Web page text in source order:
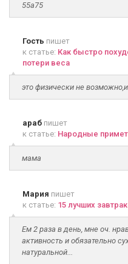
55а75
Гость пишет
к статье: Как быстро
потери веса
это физически не
араб пишет
к статье: Народные
мама
Мария пишет
к статье: 15 лучших
Ем 2 раза в день, мне оч.
активность и обязательно
натуральной...